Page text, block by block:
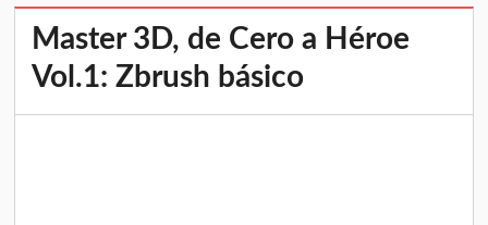
Master 3D, de Cero a Héroe
Vol.1: Zbrush básico